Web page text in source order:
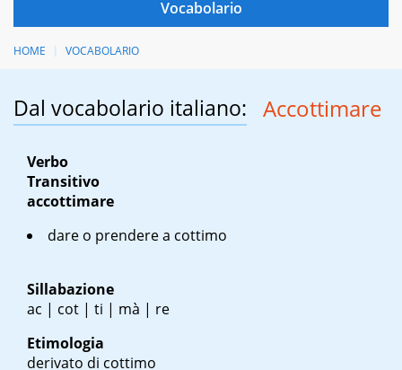
HOME VOCABOLARIO
Dal vocabolario italiano: Accottimare
Verbo
Transitivo
accottimare
dare o prendere a cottimo
Sillabazione
ac | cot | ti | mà | re
Etimologia
derivato di cottimo